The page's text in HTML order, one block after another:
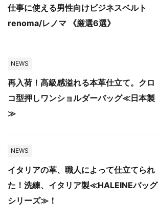
仕事に使える男性向けビジネスベルト
renoma/レノマ 《厳選6選》
NEWS
再入荷！高級感溢れる本革仕立て。クロ
コ型押しワンショルダーバッグ≪日本製
≫
NEWS
イタリアの革、職人によって仕立てられ
た！洗練、イタリア製≪HALEINEバッグ
シリーズ≫！